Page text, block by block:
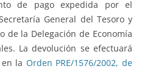
de pago expedida por el
General del Tesoro y
de la Delegación de Economía
La devolución se efectuará
la Orden PRE/1576/2002, de